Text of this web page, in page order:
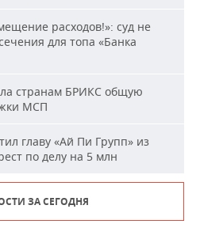
расходов!»: суд не
для топа «Банка
странам БРИКС общую
МСП
главу «Ай Пи Групп» из
по делу на 5 млн
ЗА СЕГОДНЯ